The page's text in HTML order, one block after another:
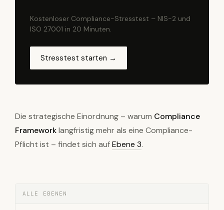
Kostenloser Compliance-Stresstest – NIS-2 und
ISO 27001 in 20 Minuten.
Stresstest starten →
Die strategische Einordnung – warum Compliance
Frameworklangfristig mehr als eine Compliance-
Pflicht ist – findet sich aufEbene 3.
ALLE EBENEN